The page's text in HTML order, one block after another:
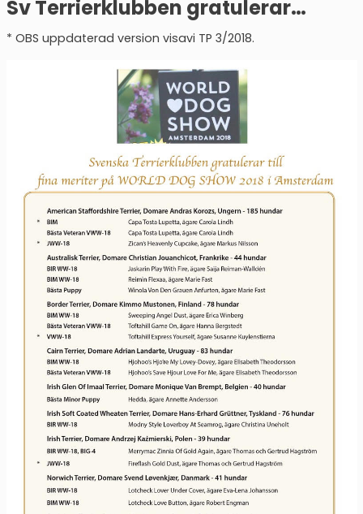
Sv Terrierklubben gratulerar…
* OBS uppdaterad version visavi TP 3/2018.